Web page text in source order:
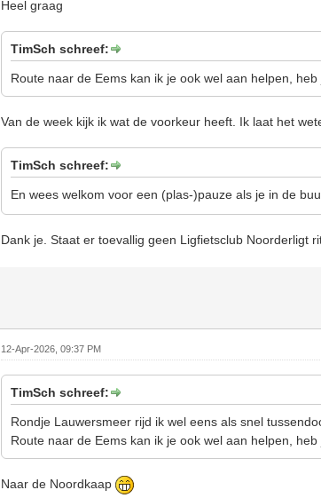
Heel graag
TimSch schreef:
Route naar de Eems kan ik je ook wel aan helpen,
Van de week kijk ik wat de voorkeur heeft. Ik laat het
TimSch schreef:
En wees welkom voor een (plas-)pauze als je in de
Dank je. Staat er toevallig geen Ligfietsclub Noorderligt
12-Apr-2026, 09:37 PM
TimSch schreef:
Rondje Lauwersmeer rijd ik wel eens als snel
Route naar de Eems kan ik je ook wel aan helpen,
Naar de Noordkaap